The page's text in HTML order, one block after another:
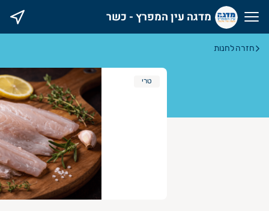
מדגה עין המפרץ - כשר
מדגה עין המפרץ - כשר
חזרה לחנות
טרי